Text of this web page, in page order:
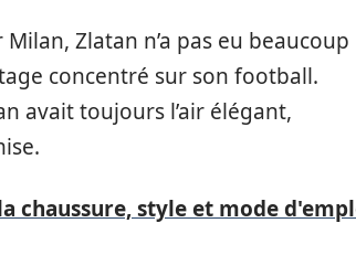
Zlatan n’a pas eu beaucoup
concentré sur son football.
avait toujours l’air élégant,
chaussure, style et mode